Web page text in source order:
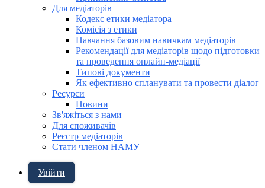
Для медіаторів
Кодекс етики медіатора
Комісія з етики
Навчання базовим навичкам медіаторів
Рекомендації для медіаторів щодо підготовки
та проведення онлайн-медіації
Типові документи
Як ефективно спланувати та провести діалог
Ресурси
Новини
Зв'яжіться з нами
Для споживачів
Реєстр медіаторів
Стати членом НАМУ
Увійти